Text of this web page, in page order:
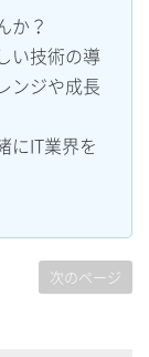
か？
い技術の導
ンジや成長
にIT業界を
次のページ